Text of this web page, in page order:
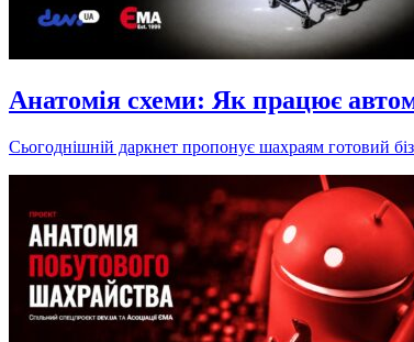
Анатомія схеми: Як працює
Сьогоднішній даркнет пропонує шахраям готовий